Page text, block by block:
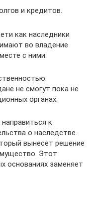
и кредитов.
как наследники
во владение
с ними.
не смогут пока не
органах.
к
о наследстве.
вынесет решение
Этот
основаниях заменяет